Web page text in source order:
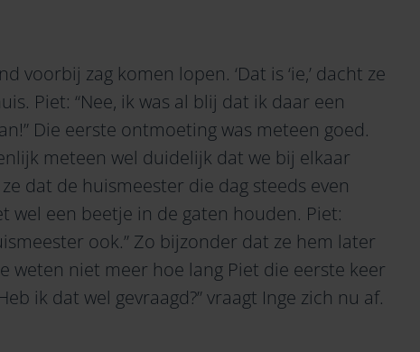
zag komen lopen. ‘Dat is ‘ie,’ dacht ze
Piet: “Nee, ik was al blij dat ik daar een
Die eerste ontmoeting was meteen goed.
meteen wel duidelijk dat we bij elkaar
dat de huismeester die dag steeds even
wel een beetje in de gaten houden. Piet:
ook.” Zo bijzonder dat ze hem later
weten niet meer hoe lang Piet die eerste keer
ik dat wel gevraagd?” vraagt Inge zich nu af.